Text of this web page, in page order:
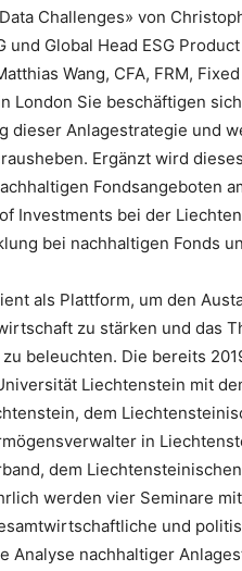
Challenges» von
und Global Head ESG
Wang, CFA, FRM,
London Sie beschäftigen
dieser Anlagestrategie und
Ergänzt wird
Fondsangeboten
Investments bei der
bei nachhaltigen Fonds
als Plattform, um den
zu stärken und das
beleuchten. Die bereits
Liechtenstein mit
dem
in
dem
werden vier Seminare
und
Analyse nachhaltiger